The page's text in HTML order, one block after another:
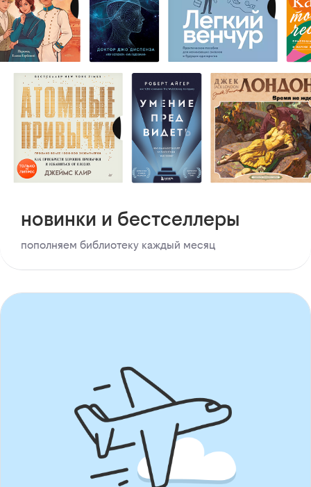
новинки и бестселлеры
пополняем библиотеку каждый месяц